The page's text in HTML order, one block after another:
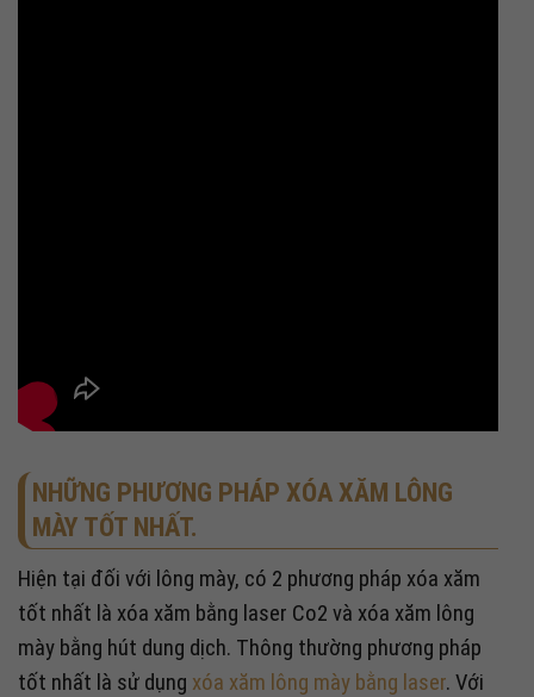
NHỮNG PHƯƠNG PHÁP XÓA XĂM LÔNG
MÀY TỐT NHẤT.
Hiện tại đối với lông mày, có 2 phương pháp xóa xăm
tốt nhất là xóa xăm bằng laser Co2 và xóa xăm lông
mày bằng hút dung dịch. Thông thường phương pháp
tốt nhất là sử dụng xóa xăm lông mày bằng laser. Với